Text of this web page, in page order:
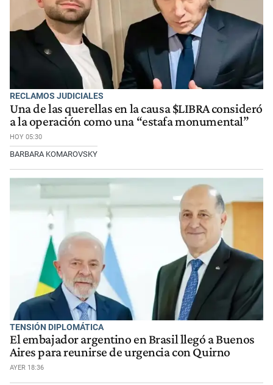
RECLAMOS JUDICIALES
Una de las querellas en la causa $LIBRA consideró
a la operación como una “estafa monumental”
HOY 05:30
BARBARA KOMAROVSKY
TENSIÓN DIPLOMÁTICA
El embajador argentino en Brasil llegó a Buenos
Aires para reunirse de urgencia con Quirno
AYER 18:36